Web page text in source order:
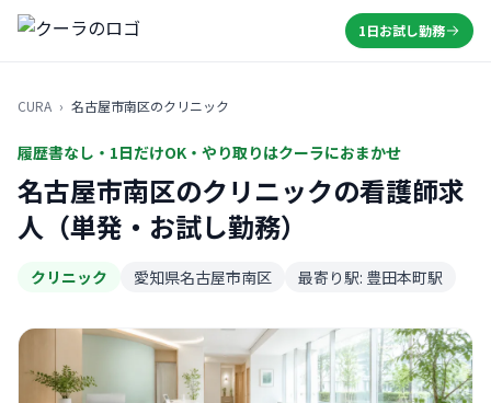
1日お試し勤務
CURA › 名古屋市南区のクリニック
履歴書なし・1日だけOK・やり取りはクーラにおまかせ
名古屋市南区のクリニックの看護師求
人（単発・お試し勤務）
クリニック 愛知県名古屋市南区 最寄り駅: 豊田本町駅